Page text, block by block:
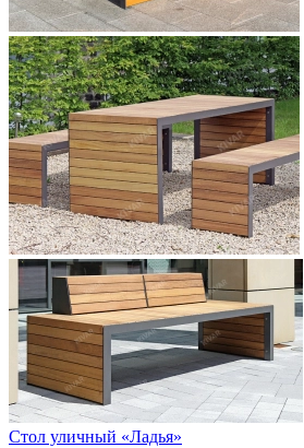
Стол уличный «Ладья»